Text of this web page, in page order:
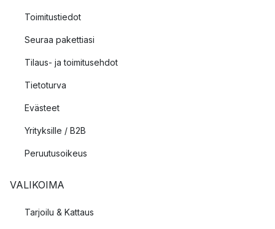
Toimitustiedot
Seuraa pakettiasi
Tilaus- ja toimitusehdot
Tietoturva
Evästeet
Yrityksille / B2B
Peruutusoikeus
VALIKOIMA
Tarjoilu & Kattaus